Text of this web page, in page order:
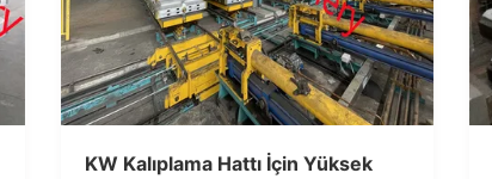
KW Kalıplama Hattı İçin Yüksek